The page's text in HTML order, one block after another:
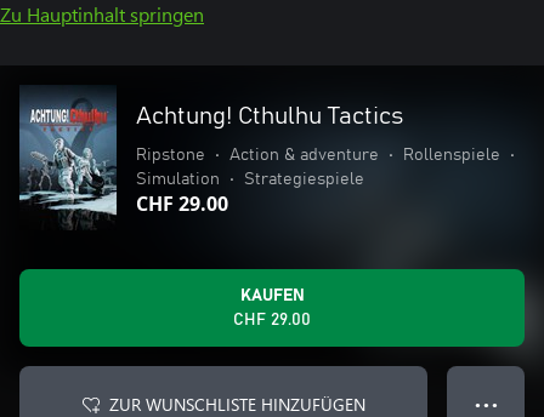
Zu Hauptinhalt springen
Achtung! Cthulhu Tactics
Ripstone • Action & adventure • Rollenspiele
•
Simulation
• Strategiespiele
CHF 29.00
KAUFEN
CHF 29.00
ZUR WUNSCHLISTE HINZUFÜGEN ● ● ●